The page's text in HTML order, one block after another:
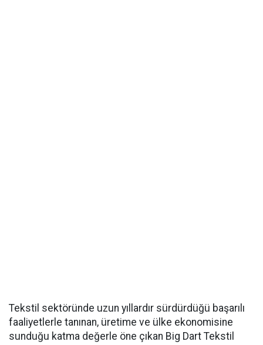
Tekstil sektöründe uzun yıllardır sürdürdüğü başarılı
faaliyetlerle tanınan, üretime ve ülke ekonomisine
sunduğu katma değerle öne çıkan Big Dart Tekstil